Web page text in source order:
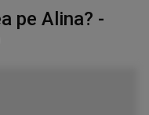
pe Alina? -